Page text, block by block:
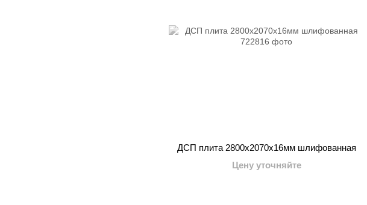
ДСП плита 2800x2070x16мм шлифованная
Цену уточняйте